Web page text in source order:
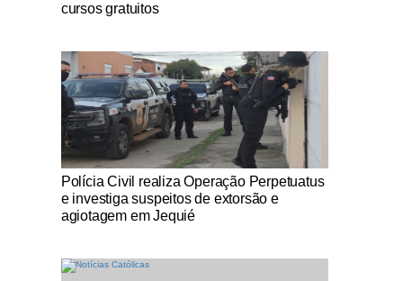
cursos gratuitos
Notícias Católicas
Polícia Civil realiza Operação Perpetuatus
e investiga suspeitos de extorsão e
agiotagem em Jequié